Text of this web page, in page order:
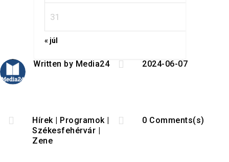
31
« júl
Written by Media24  2024-06-07
 Hírek| Programok|
Székesfehérvár
Zene
 0 Comments(s)